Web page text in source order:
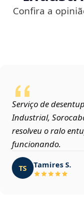
Confira a
Serviço de
Industrial,
resolveu o ralo
funcionando.
TS Tamires S.